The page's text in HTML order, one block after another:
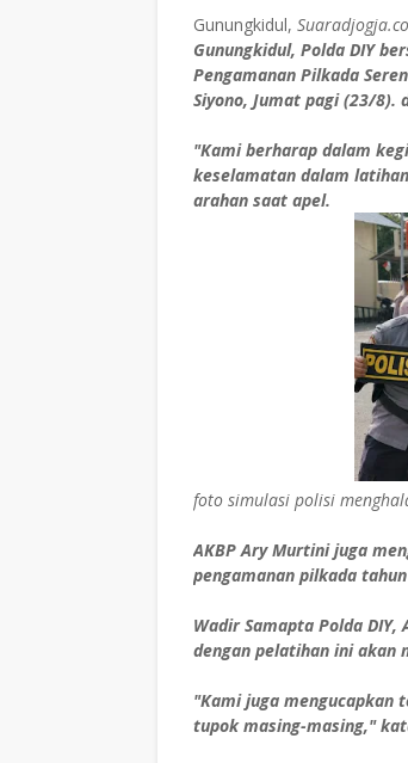
Gunungkidul, Suaradjogja.co
Gunungkidul, Polda DIY
Pengamanan Pilkada
Siyono, Jumat pagi (23/8).
"Kami berharap dalam
keselamatan dalam
arahan saat apel.
foto simulasi polisi
AKBP Ary Murtini juga
pengamanan pilkada
Wadir Samapta Polda
dengan pelatihan ini akan
"Kami juga mengucapkan
tupok masing-masing,"